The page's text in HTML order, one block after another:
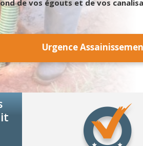
de vos égouts et de vos
Urgence